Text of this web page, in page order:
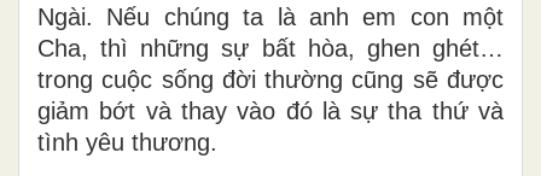
Ngài. Nếu chúng ta là anh em con một
Cha, thì những sự bất hòa, ghen ghét…
trong cuộc sống đời thường cũng sẽ được
giảm bớt và thay vào đó là sự tha thứ và
tình yêu thương.